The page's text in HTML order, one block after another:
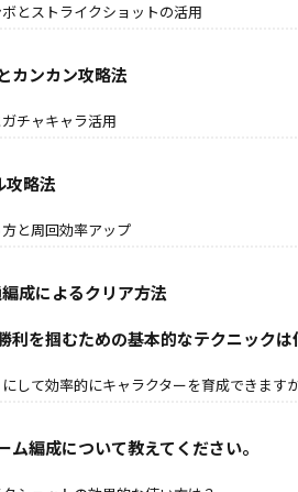
とストライクショットの活用
カンカン攻略法
チャキャラ活用
攻略法
と周回効率アップ
成によるクリア方法
利を掴むための基本的なテクニックは
にして効率的にキャラクターを育成できます
ム編成について教えてください。